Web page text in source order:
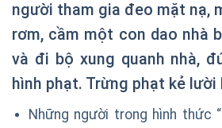
người tham gia đeo mặt nạ,
rơm, cầm một con dao nhà
và đi bộ xung quanh nhà,
hình phạt. Trừng phạt kẻ lười
Những người trong hình thức